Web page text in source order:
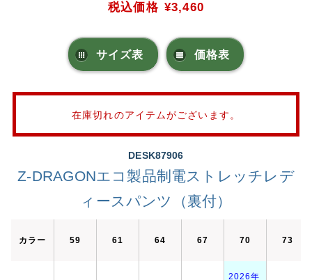
税込価格 ¥3,460
サイズ表 価格表
在庫切れのアイテムがございます。
DESK87906
Z-DRAGONエコ製品制電ストレッチレデ
ィースパンツ（裏付）
カラー 59 61 64 67 70 73
2026年